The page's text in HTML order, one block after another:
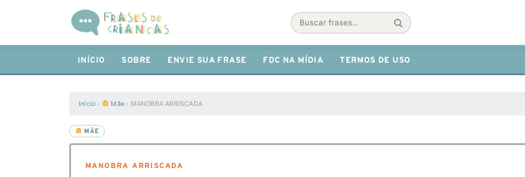
Buscar
INÍCIO SOBRE ENVIE SUA FRASE FDC NA MÍDIA TERMOS DE USO
Início › Mãe › MANOBRA ARRISCADA
MÃE
MANOBRA ARRISCADA